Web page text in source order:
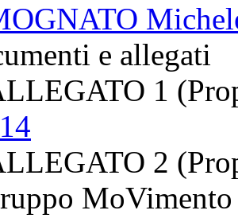
e allegati
1
2